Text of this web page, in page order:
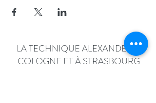
LA TECHNIQUE ALEXANDER À
COLOGNE ET À STRASBOURG